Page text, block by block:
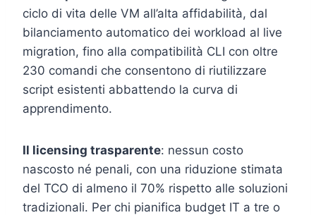
ciclo di vita delle VM all’alta affidabilità, dal
bilanciamento automatico dei workload al live
migration, fino alla compatibilità CLI con oltre
230 comandi che consentono di riutilizzare
script esistenti abbattendo la curva di
apprendimento.
Il licensing trasparente: nessun costo
nascosto né penali, con una riduzione stimata
del TCO di almeno il 70% rispetto alle soluzioni
tradizionali. Per chi pianifica budget IT a tre o